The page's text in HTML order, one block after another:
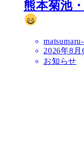
熊本菊池
2026年8月
お知らせ